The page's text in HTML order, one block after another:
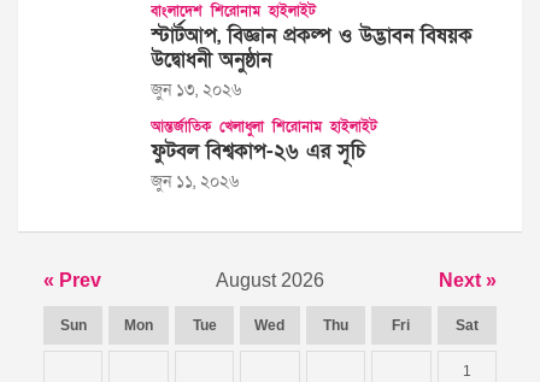
বাংলাদেশ শিরোনাম হাইলাইট
স্টার্টআপ, বিজ্ঞান প্রকল্প ও উদ্ভাবন বিষয়ক
উদ্বোধনী অনুষ্ঠান
জুন ১৩, ২০২৬
আন্তর্জাতিক খেলাধুলা শিরোনাম হাইলাইট
ফুটবল বিশ্বকাপ-২৬ এর সূচি
জুন ১১, ২০২৬
« Prev August 2026 Next »
Sun Mon Tue Wed Thu Fri Sat
1